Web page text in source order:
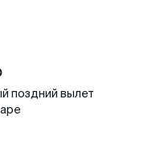
поздний вылет